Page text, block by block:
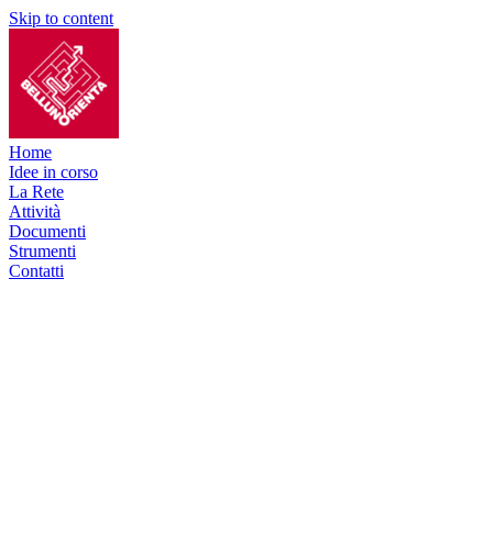
Skip to content
Home
Idee in corso
La Rete
Attività
Documenti
Strumenti
Contatti